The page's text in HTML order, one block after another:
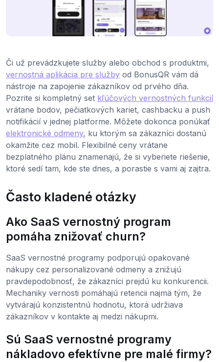
Či už prevádzkujete služby alebo obchod s produktmi,
vernostná aplikácia pre služby od BonusQR vám dá
nástroje na zapojenie zákazníkov od prvého dňa.
Pozrite si kompletný set kľúčových vernostných funkcií
vrátane bodov, pečiatkových kariet, cashbacku a push
notifikácií v jednej platforme. Môžete dokonca ponúkať
elektronické odmeny, ku ktorým sa zákazníci dostanú
okamžite cez mobil. Flexibilné ceny vrátane
bezplatného plánu znamenajú, že si vyberiete riešenie,
ktoré sedí tam, kde ste dnes, a porastie s vami aj zajtra.
Často kladené otázky
Ako SaaS vernostný program
pomáha znižovať churn?
SaaS vernostné programy podporujú opakované
nákupy cez personalizované odmeny a znižujú
pravdepodobnosť, že zákazníci prejdú ku konkurencii.
Mechaniky vernosti pomáhajú retencii najmä tým, že
vytvárajú konzistentnú hodnotu, ktorá udržiava
zákazníkov v kontakte aj medzi nákupmi.
Sú SaaS vernostné programy
nákladovo efektívne pre malé firmy?